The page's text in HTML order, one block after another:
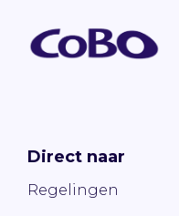
Direct naar
Regelingen